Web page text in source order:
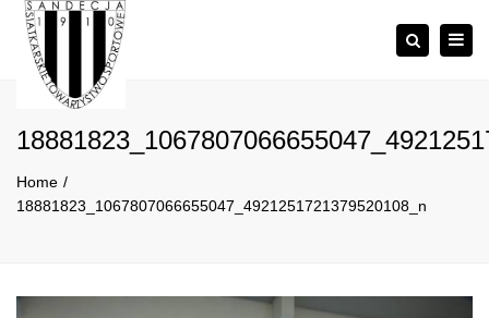
Szukaj
Home
18881823_1067807066655047_4921251721379520108_n